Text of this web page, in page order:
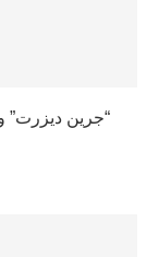
“جرين ديزرت”